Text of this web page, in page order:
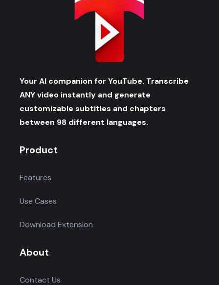
Your AI companion for YouTube. Transcribe
ANY video instantly and generate
customizable subtitles and chapters
between 98 different languages.
Product
Features
Use Cases
Download Extension
About
Contact Us